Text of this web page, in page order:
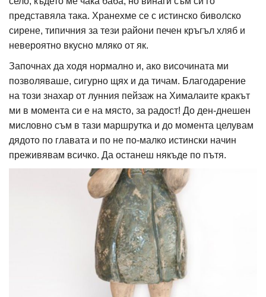
представяла така. Хранехме се с истинско биволско
сирене, типичния за тези райони печен кръгъл хляб и
невероятно вкусно мляко от як.
Започнах да ходя нормално и, ако височината ми
позволяваше, сигурно щях и да тичам. Благодарение
на този знахар от лунния пейзаж на Хималаите кракът
ми в момента си е на място, за радост! До ден-днешен
мисловно съм в тази маршрутка и до момента целувам
дядото по главата и по не по-малко истински начин
преживявам всичко. Да останеш някъде по пътя.